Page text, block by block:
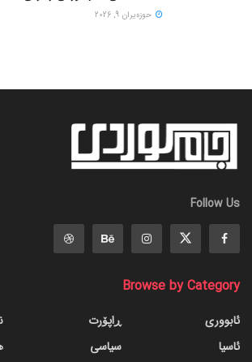
حوزه‌یران 9, 2026
Follow Us
Browse by Category
ئابووری
ئاسیا
ڕاپۆرت
سیاسی